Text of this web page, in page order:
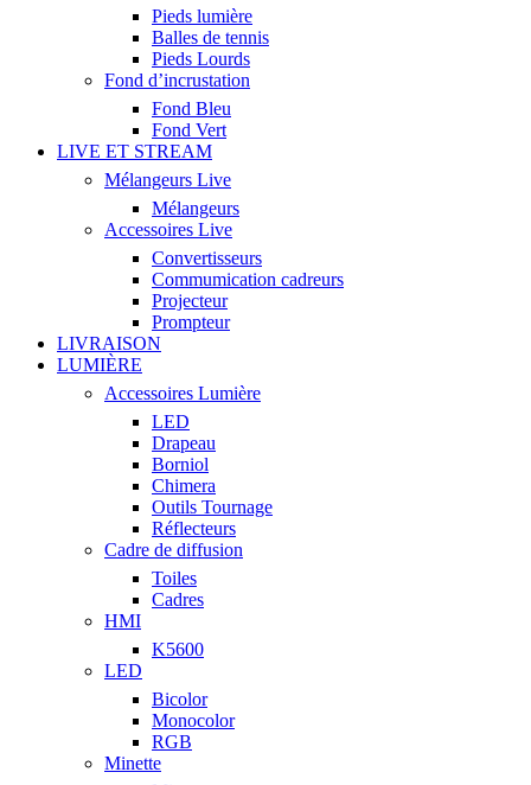
Pieds lumière
Balles de tennis
Pieds Lourds
Fond d’incrustation
Fond Bleu
Fond Vert
LIVE ET STREAM
Mélangeurs Live
Mélangeurs
Accessoires Live
Convertisseurs
Commumication cadreurs
Projecteur
Prompteur
LIVRAISON
LUMIÈRE
Accessoires Lumière
LED
Drapeau
Borniol
Chimera
Outils Tournage
Réflecteurs
Cadre de diffusion
Toiles
Cadres
HMI
K5600
LED
Bicolor
Monocolor
RGB
Minette